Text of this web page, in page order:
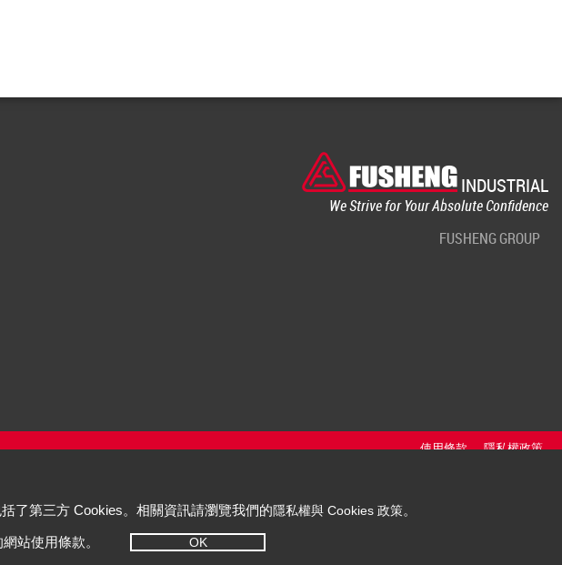
INDUSTRIAL
We Strive for Your Absolute Confidence
FUSHENG GROUP
使用條款 隱私權政策
了第三方 Cookies。相關資訊請瀏覽我們的隱私權與 Cookies 政策。
站使用條款。 OK